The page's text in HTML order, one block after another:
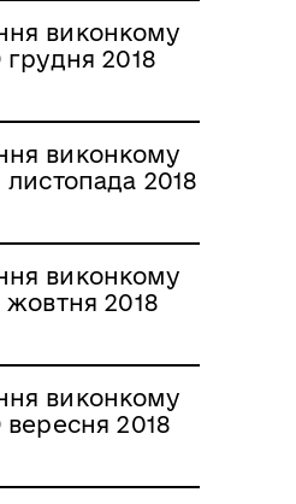
виконкому
грудня 2018
виконкому
листопада 2018
виконкому
жовтня 2018
виконкому
вересня 2018